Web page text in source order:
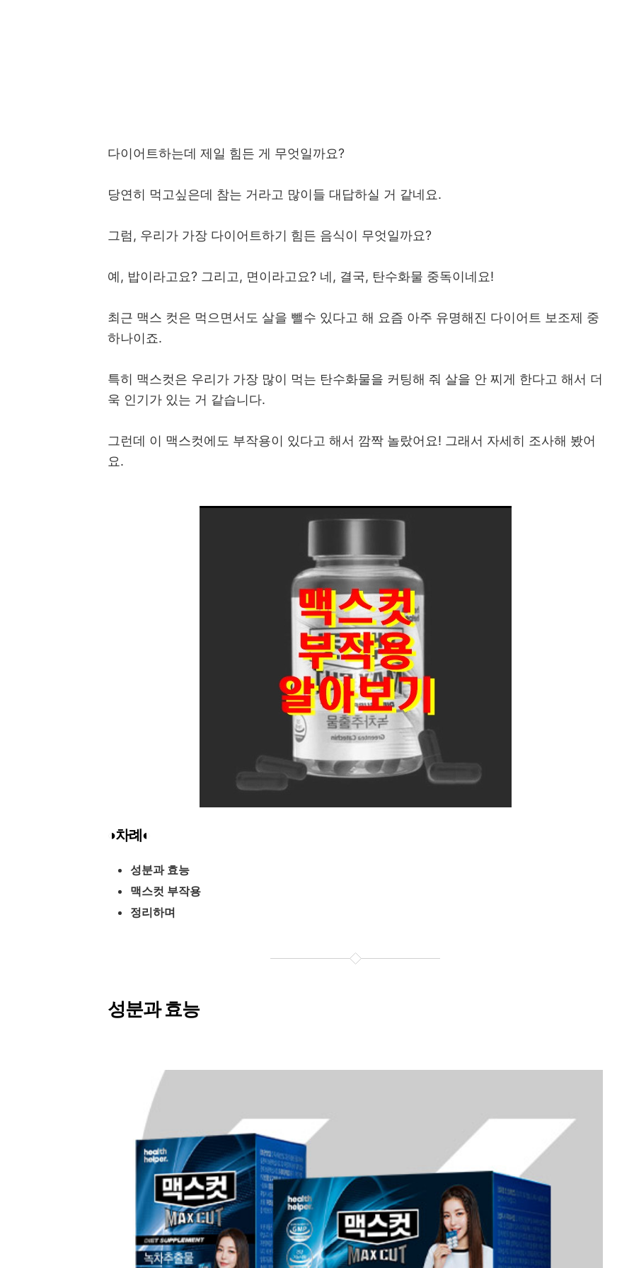
다이어트하는데 제일 힘든 게 무엇일까요?
당연히 먹고싶은데 참는 거라고 많이들 대답하실 거 같네요.
그럼, 우리가 가장 다이어트하기 힘든 음식이 무엇일까요?
예, 밥이라고요? 그리고, 면이라고요? 네, 결국, 탄수화물 중독이네요!
최근 맥스 컷은 먹으면서도 살을 뺄수 있다고 해 요즘 아주 유명해진 다이어트 보조제 중
하나이죠.
특히 맥스컷은 우리가 가장 많이 먹는 탄수화물을 커팅해 줘 살을 안 찌게 한다고 해서 더
욱 인기가 있는 거 같습니다.
그런데 이 맥스컷에도 부작용이 있다고 해서 깜짝 놀랐어요! 그래서 자세히 조사해 봤어
요.
◑차례◐
성분과 효능
맥스컷 부작용
정리하며
성분과 효능